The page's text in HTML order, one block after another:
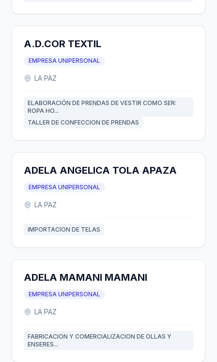
A.D.COR TEXTIL
EMPRESA UNIPERSONAL
LA PAZ
ELABORACIÓN DE PRENDAS DE VESTIR COMO SER:
ROPA HO...
TALLER DE CONFECCION DE PRENDAS
ADELA ANGELICA TOLA APAZA
EMPRESA UNIPERSONAL
LA PAZ
IMPORTACION DE TELAS
ADELA MAMANI MAMANI
EMPRESA UNIPERSONAL
LA PAZ
FABRICACION Y COMERCIALIZACION DE OLLAS Y
ENSERES...